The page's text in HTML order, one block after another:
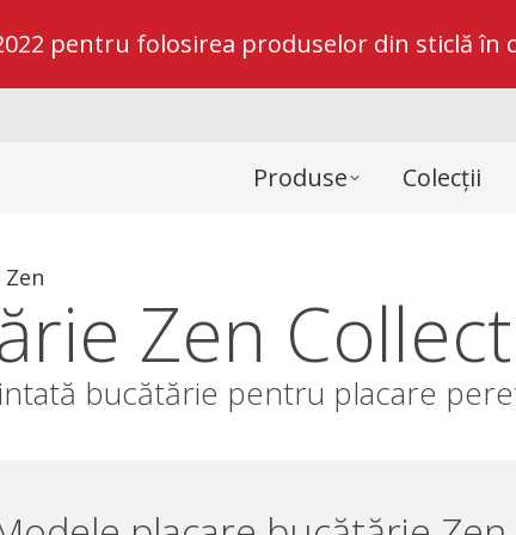
Produse Colecții
Zen
Zen
bucătărie pentru placare
pentru folosirea produselor din sticlă în